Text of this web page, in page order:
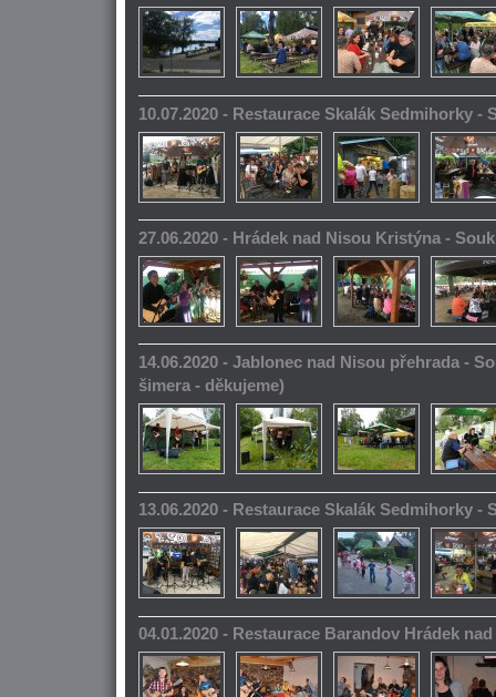
10.07.2020 - Restaurace Skalák Sedmihorky -
27.06.2020 - Hrádek nad Nisou Kristýna -
14.06.2020 - Jablonec nad Nisou přehrada -
šimera - děkujeme)
13.06.2020 - Restaurace Skalák Sedmihorky -
04.01.2020 - Restaurace Barandov Hrádek